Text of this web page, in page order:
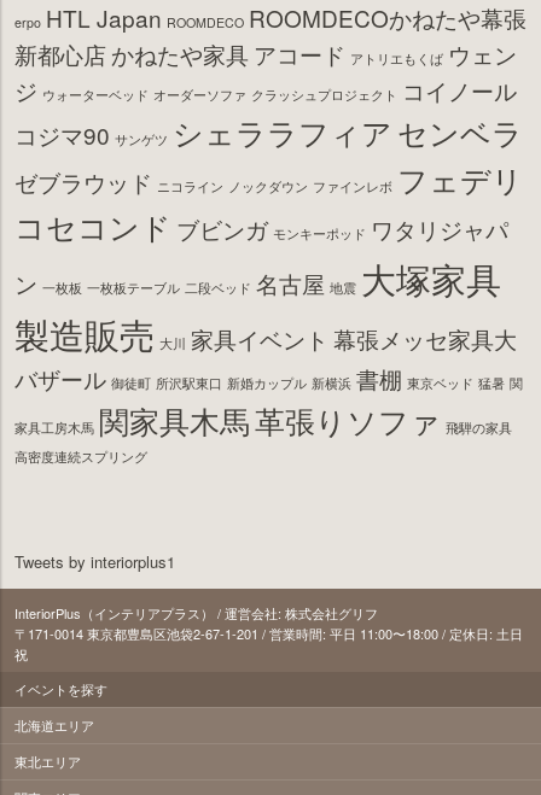
erpo HTL Japan ROOMDECO ROOMDECOかねたや幕張
新都心店かねたや家具 アコード アトリエもくば ウェン
ジ ウォーターベッド オーダーソファ クラッシュプロジェクト
コイノール
コジマ90 サンゲツ シェララフィア センベラ
ゼブラウッド ニコライン ノックダウン ファインレボ フェデリ
コセコンド ブビンガ モンキーポッド ワタリジャパ
ン 一枚板 一枚板テーブル 二段ベッド 名古屋 地震 大塚家具
製造販売 大川 家具イベント 幕張メッセ家具大
バザール 御徒町 所沢駅東口 新婚カップル 新横浜 書棚 東京ベッド 猛暑 関
家具工房木馬 関家具木馬革張りソファ 飛騨の家具
高密度連続スプリング
Tweets by interiorplus1
InteriorPlus（インテリアプラス） / 運営会社: 株式会社グリフ
〒171‐0014 東京都豊島区池袋2-67-1-201 / 営業時間: 平日 11:00〜18:00 / 定休日: 土日
祝
イベントを探す
北海道エリア
東北エリア